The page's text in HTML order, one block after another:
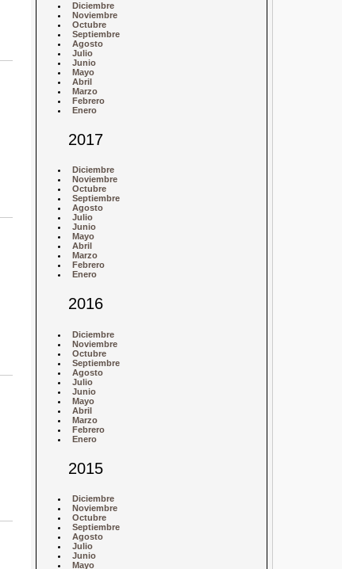
Diciembre
Noviembre
Octubre
Septiembre
Agosto
Julio
Junio
Mayo
Abril
Marzo
Febrero
Enero
2017
Diciembre
Noviembre
Octubre
Septiembre
Agosto
Julio
Junio
Mayo
Abril
Marzo
Febrero
Enero
2016
Diciembre
Noviembre
Octubre
Septiembre
Agosto
Julio
Junio
Mayo
Abril
Marzo
Febrero
Enero
2015
Diciembre
Noviembre
Octubre
Septiembre
Agosto
Julio
Junio
Mayo